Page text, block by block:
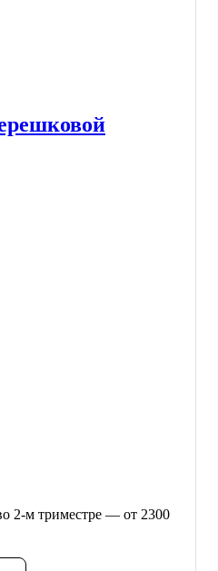
2-м триместре — от 2300